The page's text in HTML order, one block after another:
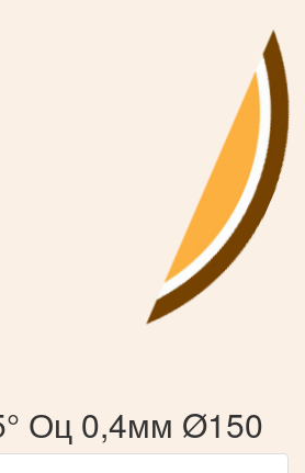
Оц 0,4мм Ø150